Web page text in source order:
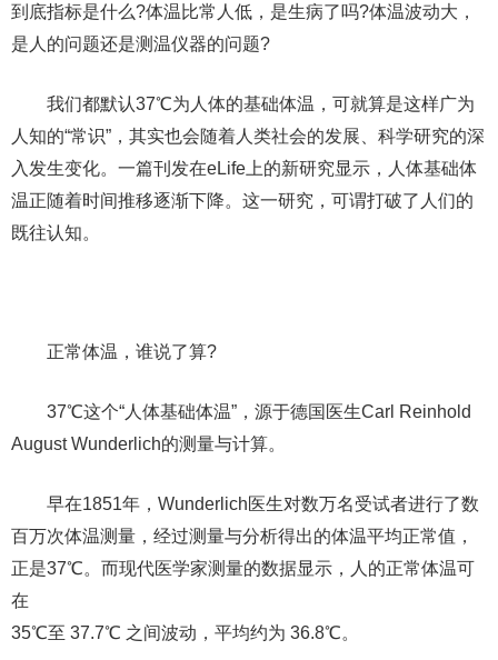
到底指标是什么?体温比常人低，是生病了吗?体温波动大，
是人的问题还是测温仪器的问题?
我们都默认37℃为人体的基础体温，可就算是这样广为
人知的“常识”，其实也会随着人类社会的发展、科学研究的深
入发生变化。一篇刊发在eLife上的新研究显示，人体基础体
温正随着时间推移逐渐下降。这一研究，可谓打破了人们的
既往认知。
正常体温，谁说了算?
37℃这个“人体基础体温”，源于德国医生Carl Reinhold
August Wunderlich的测量与计算。
早在1851年，Wunderlich医生对数万名受试者进行了数
百万次体温测量，经过测量与分析得出的体温平均正常值，
正是37℃。而现代医学家测量的数据显示，人的正常体温可
在
35℃至 37.7℃ 之间波动，平均约为 36.8℃。